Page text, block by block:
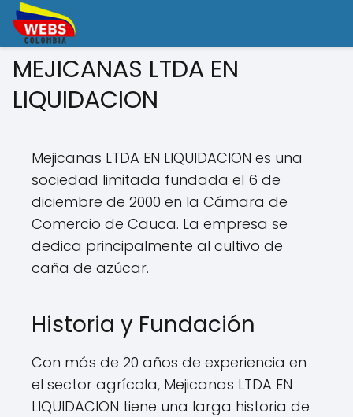
MEJICANAS LTDA EN
LIQUIDACION
Mejicanas LTDA EN LIQUIDACION es una
sociedad limitada fundada el 6 de
diciembre de 2000 en la Cámara de
Comercio de Cauca. La empresa se
dedica principalmente al cultivo de
caña de azúcar.
Historia y Fundación
Con más de 20 años de experiencia en
el sector agrícola, Mejicanas LTDA EN
LIQUIDACION tiene una larga historia de